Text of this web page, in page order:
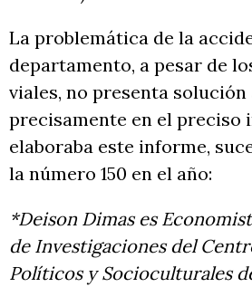
La problemática de la
departamento, a pesar de
viales, no presenta solución
precisamente en el preciso
elaboraba este informe,
la número 150 en el año:
*Deison Dimas es
de Investigaciones del
Políticos y Socioculturales